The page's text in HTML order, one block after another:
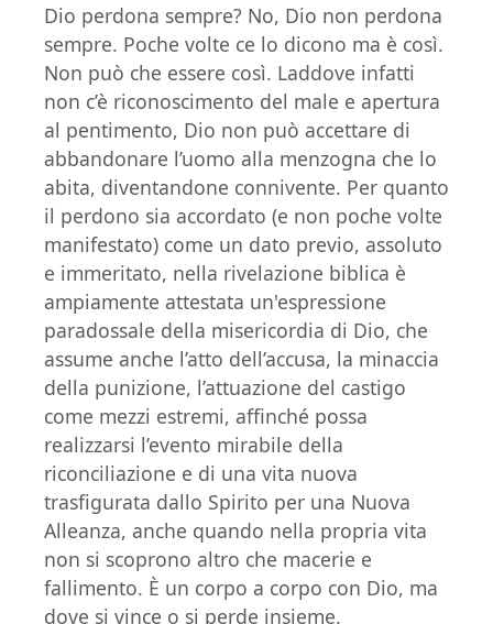
Dio perdona sempre? No, Dio non perdona
sempre. Poche volte ce lo dicono ma è così.
Non può che essere così. Laddove infatti
non c’è riconoscimento del male e apertura
al pentimento, Dio non può accettare di
abbandonare l’uomo alla menzogna che lo
abita, diventandone connivente. Per quanto
il perdono sia accordato (e non poche volte
manifestato) come un dato previo, assoluto
e immeritato, nella rivelazione biblica è
ampiamente attestata un'espressione
paradossale della misericordia di Dio, che
assume anche l’atto dell’accusa, la minaccia
della punizione, l’attuazione del castigo
come mezzi estremi, affinché possa
realizzarsi l’evento mirabile della
riconciliazione e di una vita nuova
trasfigurata dallo Spirito per una Nuova
Alleanza, anche quando nella propria vita
non si scoprono altro che macerie e
fallimento. È un corpo a corpo con Dio, ma
dove si vince o si perde insieme.